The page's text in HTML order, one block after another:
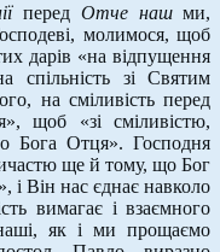
перед Отче нашми,
молимося, щоб
дарів «на відпущення
спільність зі Святим
на сміливість перед
щоб «зі сміливістю,
Бога Отця». Господня
ще й тому, що Бог
і Він нас єднає навколо
вимагає і взаємного
як і ми прощаємо